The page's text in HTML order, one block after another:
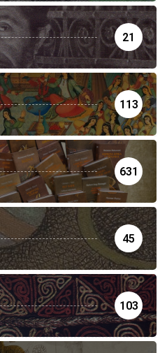
21
113
631
45
103